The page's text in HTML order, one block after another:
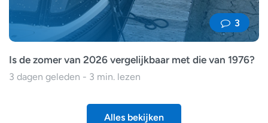
3
Is de zomer van 2026 vergelijkbaar met die van 1976?
3 dagen geleden - 3 min. lezen
Alles bekijken